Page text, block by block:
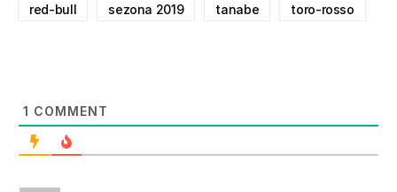
red-bull sezona 2019 tanabe toro-rosso
1 COMMENT